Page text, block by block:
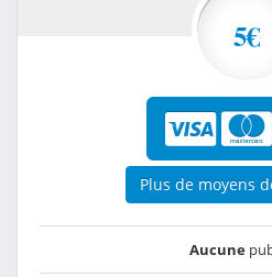
5€
Plus de moyens
Aucune